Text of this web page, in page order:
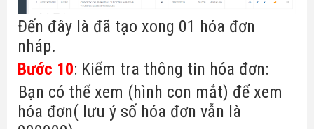
Đến đây là đã tạo xong 01 hóa đơn
nháp.
Bước 10: Kiểm tra thông tin hóa đơn:
Bạn có thể xem (hình con mắt) để xem
hóa đơn( lưu ý số hóa đơn vẫn là